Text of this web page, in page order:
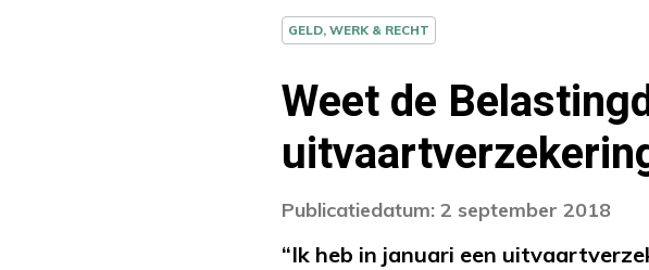
GELD, WERK & RECHT
Weet de
Publicatiedatum: 2 september 2018
“Ik heb in januari een